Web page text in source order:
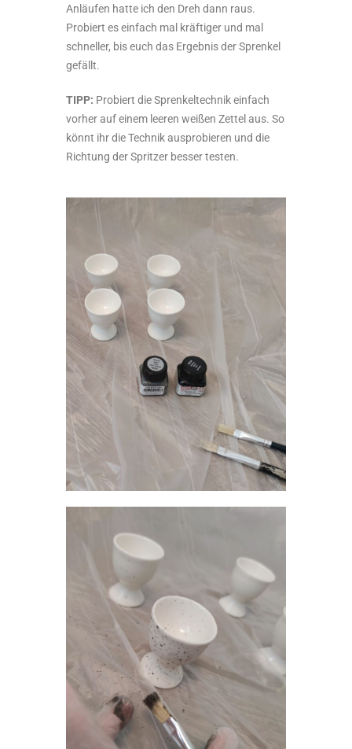
Anläufen hatte ich den Dreh dann raus.
Probiert es einfach mal kräftiger und mal
schneller, bis euch das Ergebnis der Sprenkel
gefällt.
TIPP: Probiert die Sprenkeltechnik einfach
vorher auf einem leeren weißen Zettel aus. So
könnt ihr die Technik ausprobieren und die
Richtung der Spritzer besser testen.